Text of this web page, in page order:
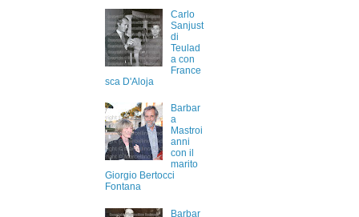
Carlo
Sanjust
di
Teulad
a con
France
sca D'Aloja
Barbar
a
Mastroi
anni
con il
marito
Giorgio Bertocci
Fontana
Barbar